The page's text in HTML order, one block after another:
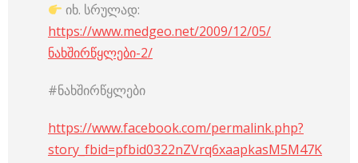
იხ. სრულად:
https://www.medgeo.net/2009/12/05/
ნახშირწყლები-2/
#ნახშირწყლები
https://www.facebook.com/permalink.php?
story_fbid=pfbid0322nZVrq6xaapkasM5M47K